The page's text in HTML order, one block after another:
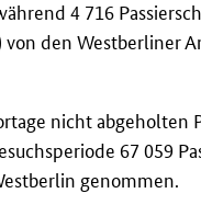
4 716
von den Westberliner
nicht abgeholten
67 059
genommen.